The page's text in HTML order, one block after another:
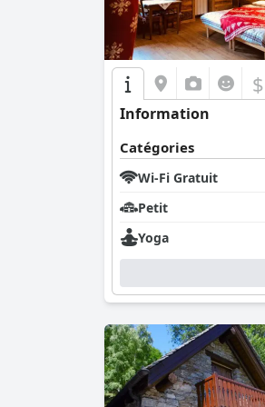
$
Information
Catégories
Wi-Fi Gratuit
Petit
Yoga